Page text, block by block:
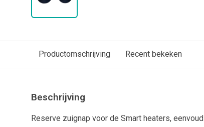
Productomschrijving Recent bekeken
Beschrijving
Reserve zuignap voor de Smart heaters,